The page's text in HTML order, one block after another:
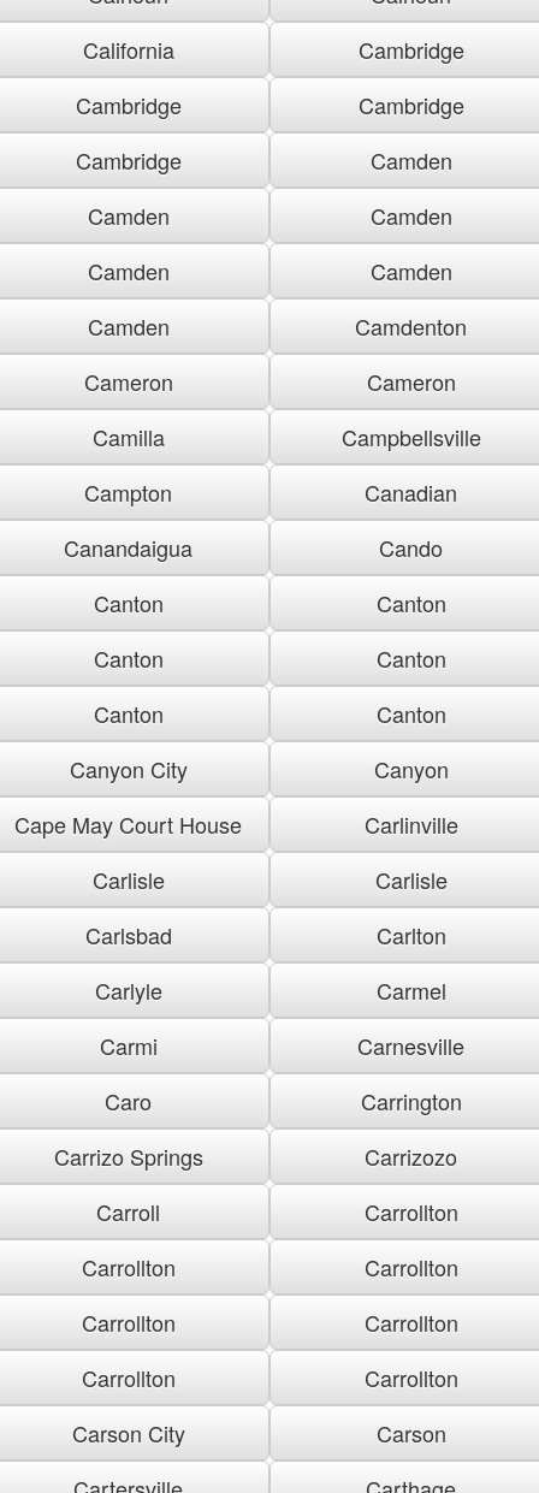
California
Cambridge
Cambridge
Cambridge
Cambridge
Camden
Camden
Camden
Camden
Camden
Camden
Camdenton
Cameron
Cameron
Camilla
Campbellsville
Campton
Canadian
Canandaigua
Cando
Canton
Canton
Canton
Canton
Canton
Canton
Canyon City
Canyon
Cape May Court House
Carlinville
Carlisle
Carlisle
Carlsbad
Carlton
Carlyle
Carmel
Carmi
Carnesville
Caro
Carrington
Carrizo Springs
Carrizozo
Carroll
Carrollton
Carrollton
Carrollton
Carrollton
Carrollton
Carrollton
Carrollton
Carson City
Carson